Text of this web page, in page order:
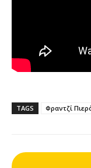
TAGS Φραντζί